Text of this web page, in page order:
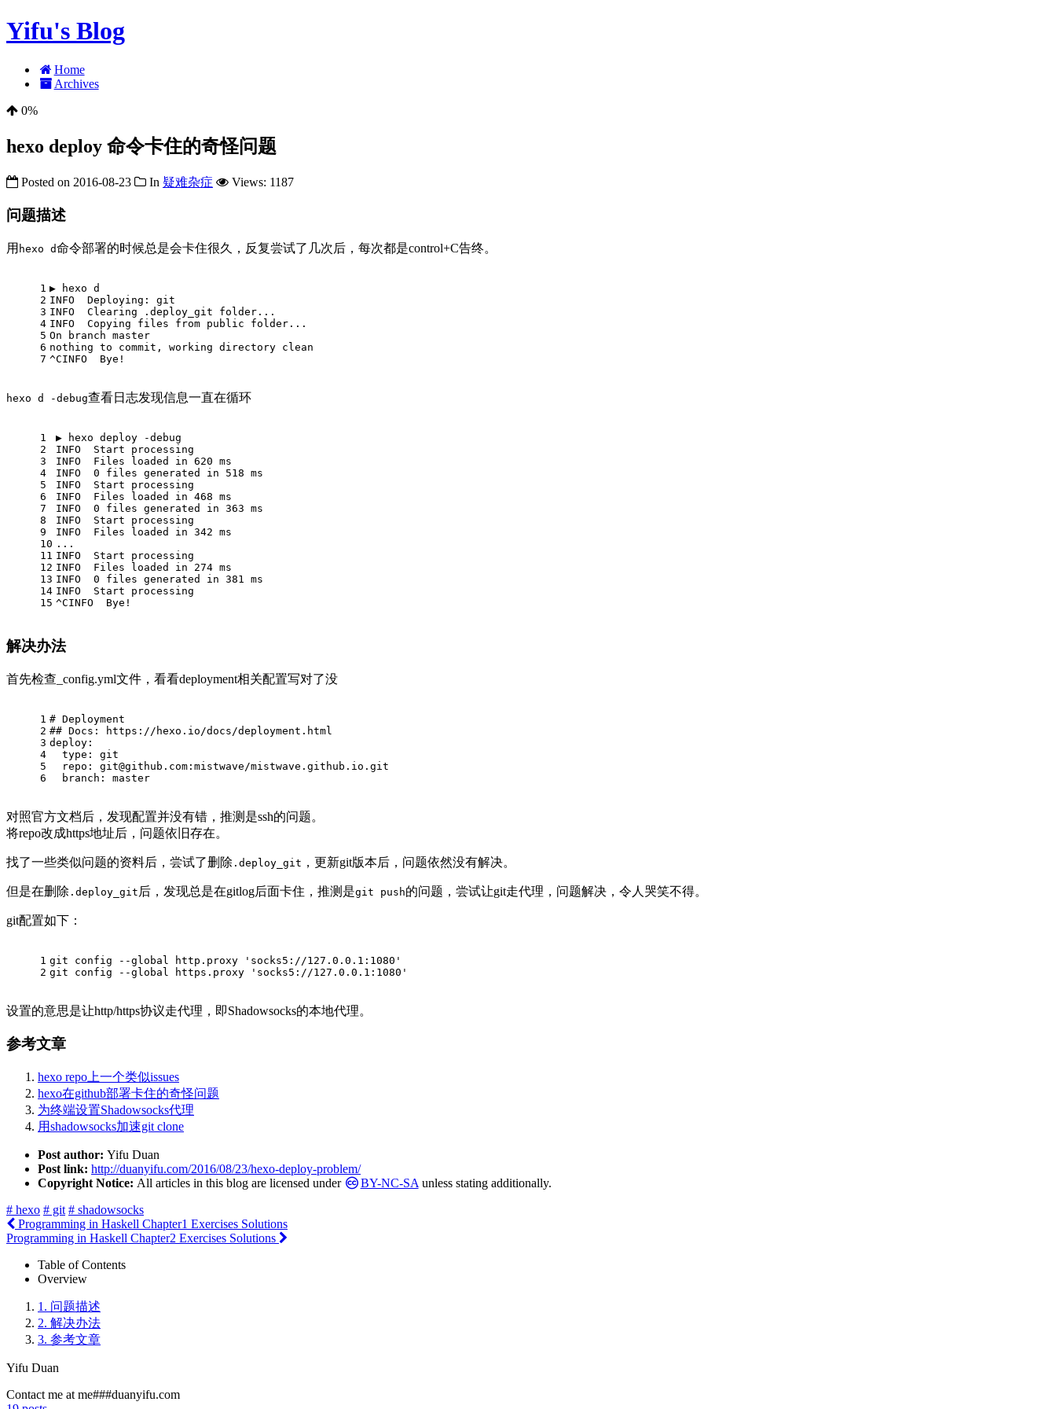
Yifu's Blog
Home
Archives
0%
hexo deploy 命令卡住的奇怪问题
Posted on 2016-08-23 In 疑难杂症 Views: 1187
问题描述
用 hexo d命令部署的时候总是会卡住很久，反复尝试了几次后，每次都是control+C告终。
1
2
3
4
5
6
7
▶ hexo d
INFO  Deploying: git
INFO  Clearing .deploy_git folder...
INFO  Copying files from public folder...
On branch master
nothing to commit, working directory clean
^CINFO  Bye!
hexo d -debug查看日志发现信息一直在循环
1
2
3
4
5
6
7
8
9
10
11
12
13
14
15
▶ hexo deploy -debug
INFO  Start processing
INFO  Files loaded in 620 ms
INFO  0 files generated in 518 ms
INFO  Start processing
INFO  Files loaded in 468 ms
INFO  0 files generated in 363 ms
INFO  Start processing
INFO  Files loaded in 342 ms
...
INFO  Start processing
INFO  Files loaded in 274 ms
INFO  0 files generated in 381 ms
INFO  Start processing
^CINFO  Bye!
解决办法
首先检查_config.yml文件，看看deployment相关配置写对了没
1
2
3
4
5
6
# Deployment
## Docs: https://hexo.io/docs/deployment.html
deploy:
  type: git
  repo:
git@github.com :mistwave/mistwave.github.io.git
  branch: master
对照官方文档后，发现配置并没有错，推测是ssh的问题。
将repo改成https地址后，问题依旧存在。
找了一些类似问题的资料后，尝试了删除 .deploy_git ，更新git版本后，问题依然没有解决。
但是在删除 .deploy_git 后，发现总是在gitlog后面卡住，推测是git push的问题，尝试让git走代理，问题解决，令人哭笑不得。
git配置如下：
1
2
git config --global http.proxy 'socks5://127.0.0.1:1080'
git config --global https.proxy 'socks5://127.0.0.1:1080'
设置的意思是让http/https协议走代理，即Shadowsocks的本地代理。
参考文章
hexo repo上一个类似issues
hexo在github部署卡住的奇怪问题
为终端设置Shadowsocks代理
用shadowsocks加速git clone
Post author: Yifu Duan
Post link: http://duanyifu.com/2016/08/23/hexo-deploy-problem/
Copyright Notice: All articles in this blog are licensed under BY-NC-SA unless stating additionally.
# hexo # git # shadowsocks
Programming in Haskell Chapter1 Exercises Solutions
Programming in Haskell Chapter2 Exercises Solutions
Table of Contents
Overview
1. 问题描述
2. 解决办法
3. 参考文章
Yifu Duan
Contact me at me###duanyifu.com